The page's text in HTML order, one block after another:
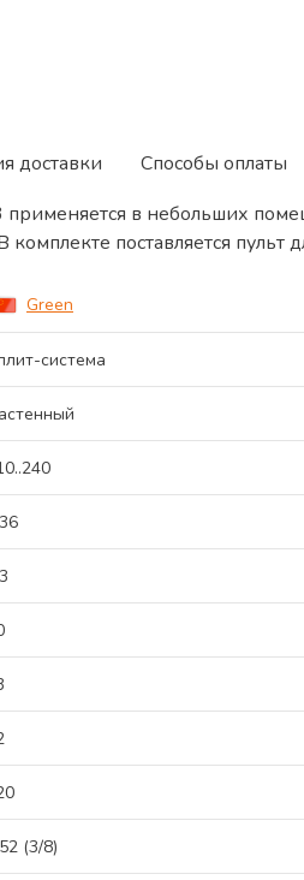
доставки Способы оплаты
в небольших
поставляется
Green
система
(3/8)